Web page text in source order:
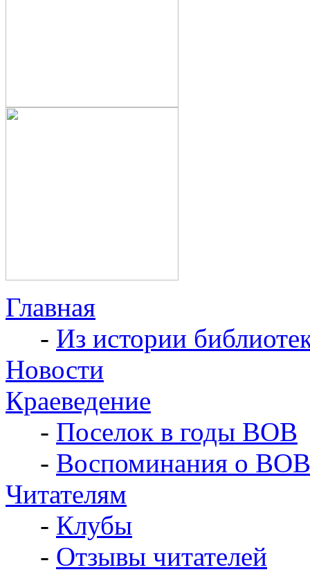
Главная
- Из истории
Новости
Краеведение
- Поселок в годы ВОВ
- Воспоминания о ВОВ
Читателям
- Клубы
- Отзывы читателей